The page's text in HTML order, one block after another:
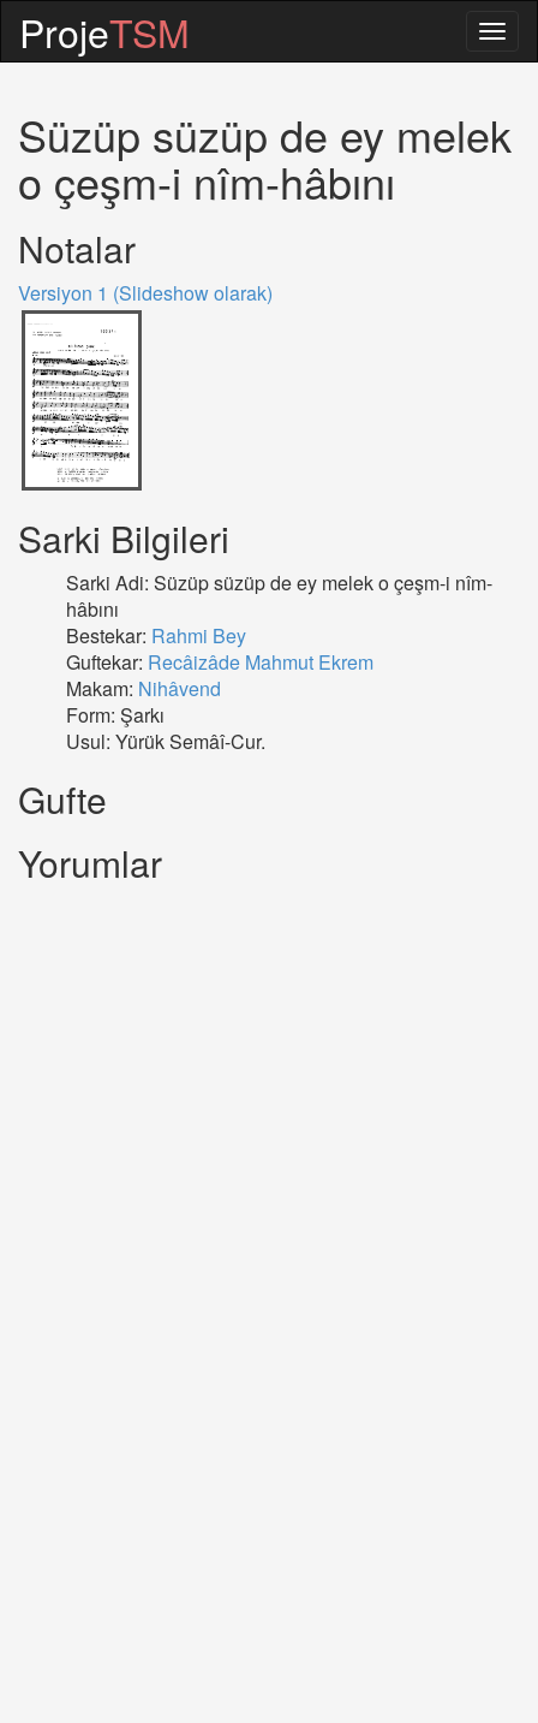
ProjeTSM
Süzüp süzüp de ey melek
o çeşm-i nîm-hâbını
Notalar
Versiyon 1 (Slideshow olarak)
Sarki Bilgileri
Sarki Adi: Süzüp süzüp de ey melek o çeşm-i nîm-
hâbını
Bestekar: Rahmi Bey
Guftekar: Recâizâde Mahmut Ekrem
Makam: Nihâvend
Form: Şarkı
Usul: Yürük Semâî-Cur.
Gufte
Yorumlar